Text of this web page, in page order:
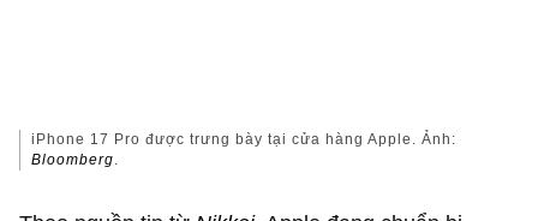
iPhone 17 Pro được trưng bày tại cửa hàng Apple. Ảnh:
Bloomberg.